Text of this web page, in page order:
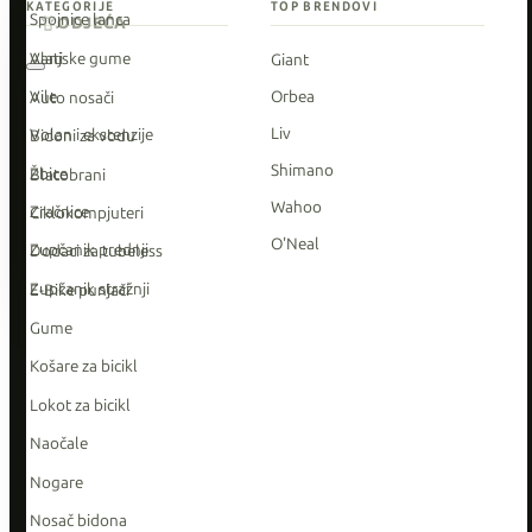
Spojnice lanca
Vanjske gume
Vile
Volan i ekstenzije
Žbice
Zračnice
Zupčanik prednji
Zupčanik stražnji
KATEGORIJE
Alati
Auto nosači
Bidoni za vodu
Blatobrani
Ciklokompjuteri
Dodaci za tubeless
E-Bike punjači
Gume
Košare za bicikl
Lokot za bicikl
Naočale
Nogare
Nosač bidona
TOP BRENDOVI
Giant
Orbea
Liv
Shimano
Wahoo
O'Neal
ODJEĆA